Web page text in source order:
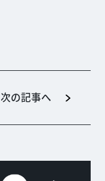
次の記事へ